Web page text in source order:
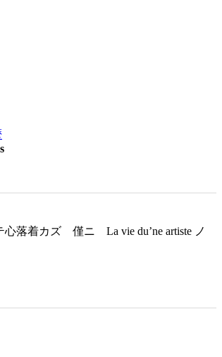
着カズ 僅ニ La vie du’ne artiste ノ